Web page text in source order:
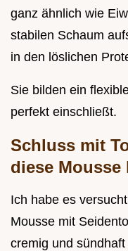
ganz ähnlich wie
stabilen Schaum
in den löslichen
Sie bilden ein
perfekt einschließt.
Schluss mit
diese
Ich habe es
Mousse mit
cremig und